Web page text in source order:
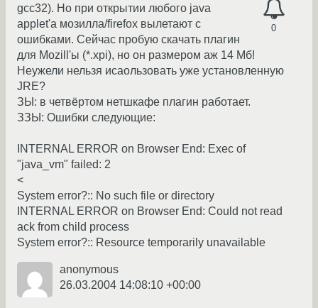
0
gcc32). Но при открытии любого java
applet'а мозилла/firefox вылетают с
ошибками. Сейчас пробую скачать плагин
для Mozill'ы (*.xpi), но он размером аж 14 Мб!
Неужели нельзя исаользовать уже установленную
JRE?
ЗЫ: в четвёртом нетшкафе плагин работает.
ЗЗЫ: Ошибки следующие:
INTERNAL ERROR on Browser End: Exec of
"java_vm" failed: 2
<
System error?:: No such file or directory
INTERNAL ERROR on Browser End: Could not read
ack from child process
System error?:: Resource temporarily unavailable
anonymous
26.03.2004 14:08:10 +00:00